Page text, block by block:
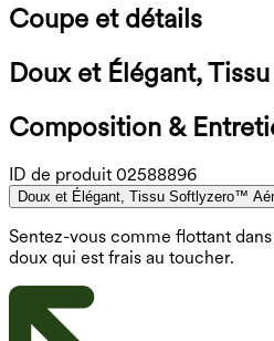
Coupe et détails
Doux et Élégant,
Composition &
ID de produit 02588896
Doux et Élégant, Tissu Softlyzero™
Sentez-vous comme flottant
doux qui est frais au toucher.